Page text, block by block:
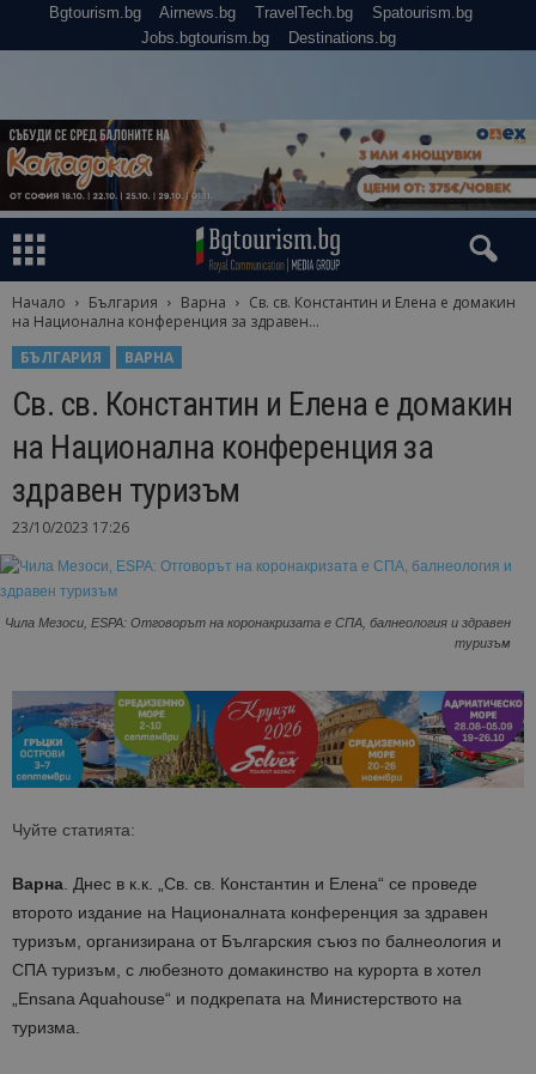
Bgtourism.bg Airnews.bg TravelTech.bg
Spatourism.bg
Jobs.bgtourism.bg
Destinations.bg
Начало България Варна
Св. св. Константин и Елена е домакин
на Национална конференция за здравен...
БЪЛГАРИЯ
ВАРНА
Св. св. Константин и Елена е домакин
на Национална конференция за
здравен туризъм
23/10/2023 17:26
Чила Мезоси, ESPA: Отговорът на коронакризата е СПА, балнеология и здравен
туризъм
Чуйте статията:
Варна. Днес в к.к. „Св. св. Константин и Елена“ се проведе
второто издание на Националната конференция за здравен
туризъм, организирана от Българския съюз по балнеология и
СПА туризъм, с любезното домакинство на курорта в хотел
„Ensana Aquahouse“ и подкрепата на Министерството на
туризма.